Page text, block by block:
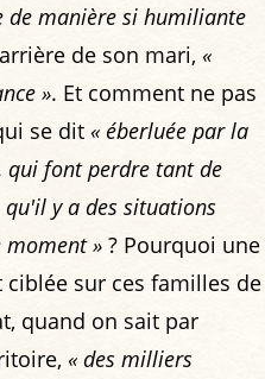
de manière si humiliante
de son mari, «
». Et comment ne pas
se dit « éberluée par la
qui font perdre tant de
y a des situations
moment » ? Pourquoi une
sur ces familles de
quand on sait par
« des milliers